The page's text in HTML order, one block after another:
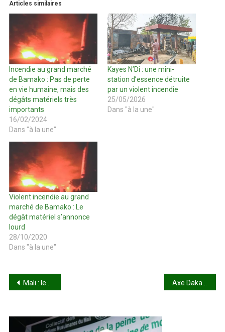
Articles similaires
Incendie au grand marché
de Bamako : Pas de perte
en vie humaine, mais des
dégâts matériels très
importants
16/02/2024
Dans "à la une"
Kayes N’Di : une mini-
station d’essence détruite
par un violent incendie
25/05/2026
Dans "à la une"
Violent incendie au grand
marché de Bamako : Le
dégât matériel s’annonce
lourd
28/10/2020
Dans "à la une"
Navigation
l’article
Mali : les nouvelles politiques de l’eau et de l’assainissement expliquées à la presse Axe Dakar–Bamako : Suspension des convois commerciaux, après une série d’attaques armées